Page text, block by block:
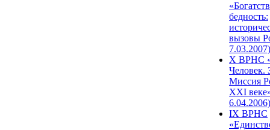
бедность:
вызовы
7.03.2007)
X ВРНС
Человек.
Миссия
XXI
6.04.2006)
IX ВРНС